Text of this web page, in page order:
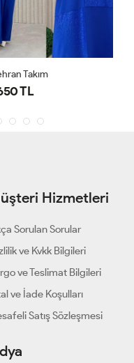
Takım
TL
Hizmetleri
Sorulan Sorular
ve Kvkk Bilgileri
ve Teslimat Bilgileri
ve İade Koşulları
Satış Sözleşmesi